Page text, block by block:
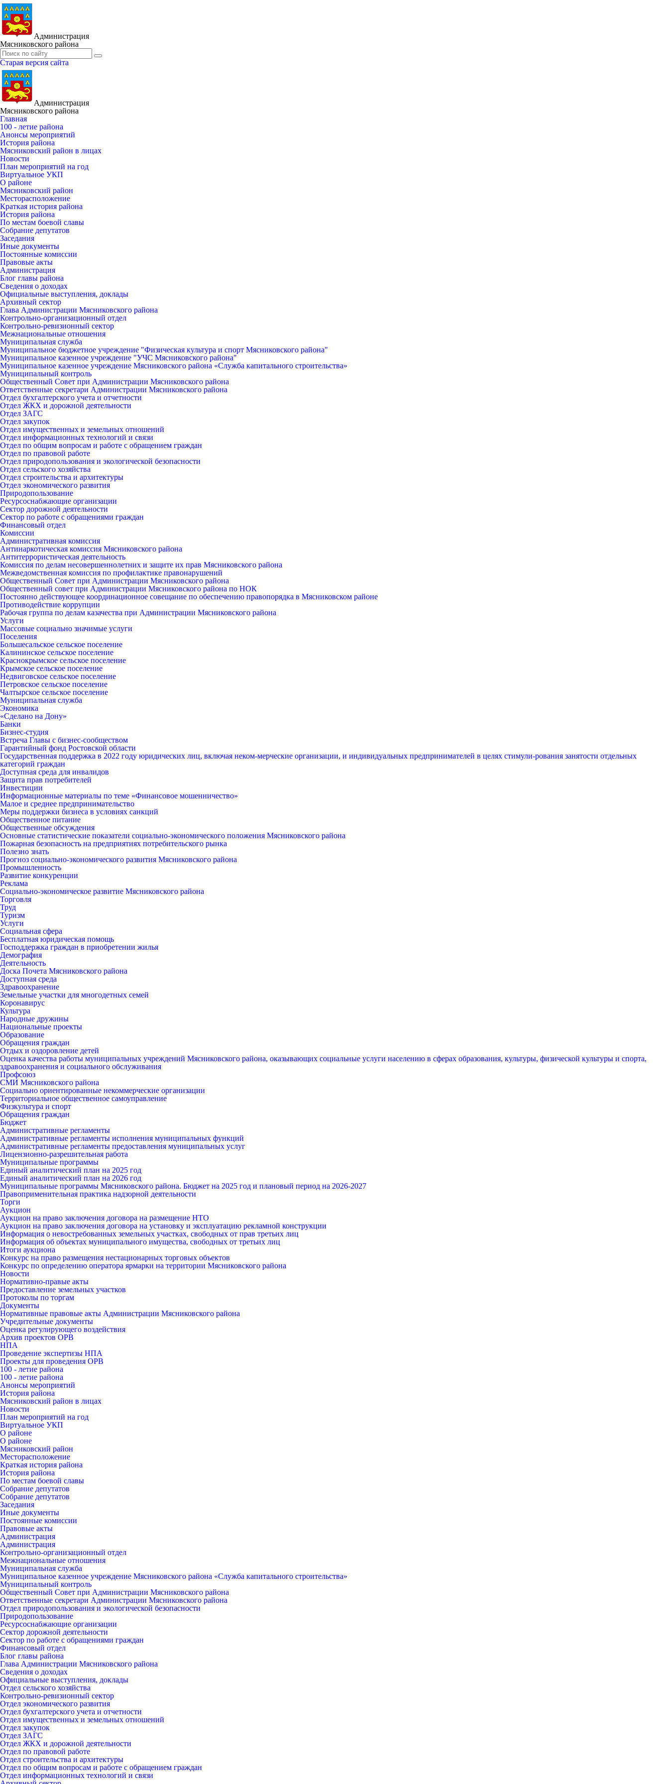
Администрация
Мясниковского района
Старая версия сайта
Администрация
Мясниковского района
Главная
100 - летие района
Анонсы мероприятий
История района
Мясниковский район в лицах
Новости
План мероприятий на год
Виртуальное УКП
О районе
Мясниковский район
Месторасположение
Краткая история района
История района
По местам боевой славы
Собрание депутатов
Заседания
Иные документы
Постоянные комиссии
Правовые акты
Администрация
Блог главы района
Сведения о доходах
Официальные выступления, доклады
Архивный сектор
Глава Администрации Мясниковского района
Контрольно-организационный отдел
Контрольно-ревизионный сектор
Межнациональные отношения
Муниципальная служба
Муниципальное бюджетное учреждение "Физическая культура и спорт Мясниковского района"
Муниципальное казенное учреждение "УЧС Мясниковского района"
Муниципальное казенное учреждение Мясниковского района «Служба капитального строительства»
Муниципальный контроль
Общественный Совет при Администрации Мясниковского района
Ответственные секретари Администрации Мясниковского района
Отдел бухгалтерского учета и отчетности
Отдел ЖКХ и дорожной деятельности
Отдел ЗАГС
Отдел закупок
Отдел имущественных и земельных отношений
Отдел информационных технологий и связи
Отдел по общим вопросам и работе с обращением граждан
Отдел по правовой работе
Отдел природопользования и экологической безопасности
Отдел сельского хозяйства
Отдел строительства и архитектуры
Отдел экономического развития
Природопользование
Ресурсоснабжающие организации
Сектор дорожной деятельности
Сектор по работе с обращениями граждан
Финансовый отдел
Комиссии
Административная комиссия
Антинаркотическая комиссия Мясниковского района
Антитеррористическая деятельность
Комиссия по делам несовершеннолетних и защите их прав Мясниковского района
Межведомственная комиссия по профилактике правонарушений
Общественный Совет при Администрации Мясниковского района
Общественный совет при Администрации Мясниковского района по НОК
Постоянно действующее координационное совещание по обеспечению правопорядка в Мясниковском районе
Противодействие коррупции
Рабочая группа по делам казачества при Администрации Мясниковского района
Услуги
Массовые социально значимые услуги
Поселения
Большесальское сельское поселение
Калининское сельское поселение
Краснокрымское сельское поселение
Крымское сельское поселение
Недвиговское сельское поселение
Петровское сельское поселение
Чалтырское сельское поселение
Муниципальная служба
Экономика
«Сделано на Дону»
Банки
Бизнес-студия
Встреча Главы с бизнес-сообществом
Гарантийный фонд Ростовской области
Государственная поддержка в 2022 году юридических лиц, включая неком-мерческие организации, и индивидуальных предпринимателей в целях стимули-рования занятости отдельных
категорий граждан
Доступная среда для инвалидов
Защита прав потребителей
Инвестиции
Информационные материалы по теме «Финансовое мошенничество»
Малое и среднее предпринимательство
Меры поддержки бизнеса в условиях санкций
Общественное питание
Общественные обсуждения
Основные статистические показатели социально-экономического положения Мясниковского района
Пожарная безопасность на предприятиях потребительского рынка
Полезно знать
Прогноз социально-экономического развития Мясниковского района
Промышленность
Развитие конкуренции
Реклама
Социально-экономическое развитие Мясниковского района
Торговля
Труд
Туризм
Услуги
Социальная сфера
Бесплатная юридическая помощь
Господдержка граждан в приобретении жилья
Демография
Деятельность
Доска Почета Мясниковского района
Доступная среда
Здравоохранение
Земельные участки для многодетных семей
Коронавирус
Культура
Народные дружины
Национальные проекты
Образование
Обращения граждан
Отдых и оздоровление детей
Оценка качества работы муниципальных учреждений Мясниковского района, оказывающих социальные услуги населению в сферах образования, культуры, физической культуры и спорта,
здравоохранения и социального обслуживания
Профсоюз
СМИ Мясниковского района
Социально ориентированные некоммерческие организации
Территориальное общественное самоуправление
Физкультура и спорт
Обращения граждан
Бюджет
Административные регламенты
Административные регламенты исполнения муниципальных функций
Административные регламенты предоставления муниципальных услуг
Лицензионно-разрешительная работа
Муниципальные программы
Единый аналитический план на 2025 год
Единый аналитический план на 2026 год
Муниципальные программы Мясниковского района. Бюджет на 2025 год и плановый период на 2026-2027
Правоприменительная практика надзорной деятельности
Торги
Аукцион
Аукцион на право заключения договора на размещение НТО
Аукцион на право заключения договора на установку и эксплуатацию рекламной конструкции
Информация о невостребованных земельных участках, свободных от прав третьих лиц
Информация об объектах муниципального имущества, свободных от третьих лиц
Итоги аукциона
Конкурс на право размещения нестационарных торговых объектов
Конкурс по определению оператора ярмарки на территории Мясниковского района
Новости
Нормативно-правые акты
Предоставление земельных участков
Протоколы по торгам
Документы
Нормативные правовые акты Администрации Мясниковского района
Учредительные документы
Оценка регулирующего воздействия
Архив проектов ОРВ
НПА
Проведение экспертизы НПА
Проекты для проведения ОРВ
100 - летие района
100 - летие района
Анонсы мероприятий
История района
Мясниковский район в лицах
Новости
План мероприятий на год
Виртуальное УКП
О районе
О районе
Мясниковский район
Месторасположение
Краткая история района
История района
По местам боевой славы
Собрание депутатов
Собрание депутатов
Заседания
Иные документы
Постоянные комиссии
Правовые акты
Администрация
Администрация
Контрольно-организационный отдел
Межнациональные отношения
Муниципальная служба
Муниципальное казенное учреждение Мясниковского района «Служба капитального строительства»
Муниципальный контроль
Общественный Совет при Администрации Мясниковского района
Ответственные секретари Администрации Мясниковского района
Отдел природопользования и экологической безопасности
Природопользование
Ресурсоснабжающие организации
Сектор дорожной деятельности
Сектор по работе с обращениями граждан
Финансовый отдел
Блог главы района
Глава Администрации Мясниковского района
Сведения о доходах
Официальные выступления, доклады
Отдел сельского хозяйства
Контрольно-ревизионный сектор
Отдел экономического развития
Отдел бухгалтерского учета и отчетности
Отдел имущественных и земельных отношений
Отдел закупок
Отдел ЗАГС
Отдел ЖКХ и дорожной деятельности
Отдел по правовой работе
Отдел строительства и архитектуры
Отдел по общим вопросам и работе с обращением граждан
Отдел информационных технологий и связи